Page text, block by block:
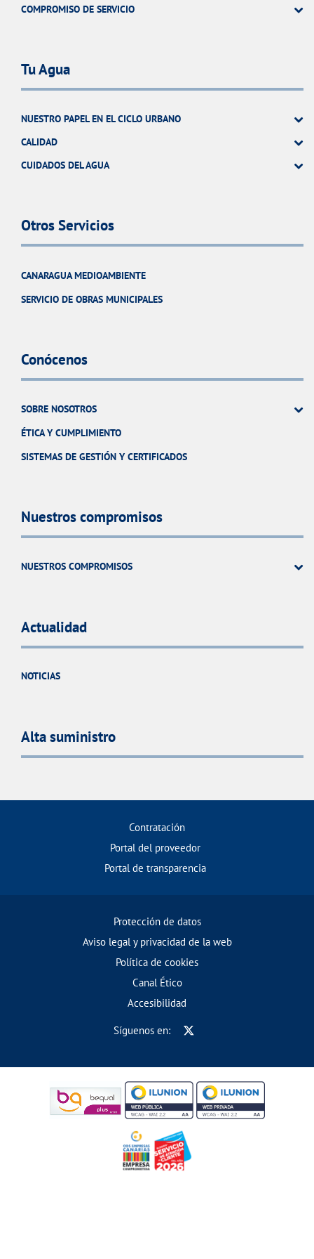
COMPROMISO DE SERVICIO
Tu Agua
NUESTRO PAPEL EN EL CICLO URBANO
CALIDAD
CUIDADOS DEL AGUA
Otros Servicios
CANARAGUA MEDIOAMBIENTE
SERVICIO DE OBRAS MUNICIPALES
Conócenos
SOBRE NOSOTROS
ÉTICA Y CUMPLIMIENTO
SISTEMAS DE GESTIÓN Y CERTIFICADOS
Nuestros compromisos
NUESTROS COMPROMISOS
Actualidad
NOTICIAS
Alta suministro
Contratación
Portal del proveedor
Portal de transparencia
Protección de datos
Aviso legal y privacidad de la web
Política de cookies
Canal Ético
Accesibilidad
Síguenos en: